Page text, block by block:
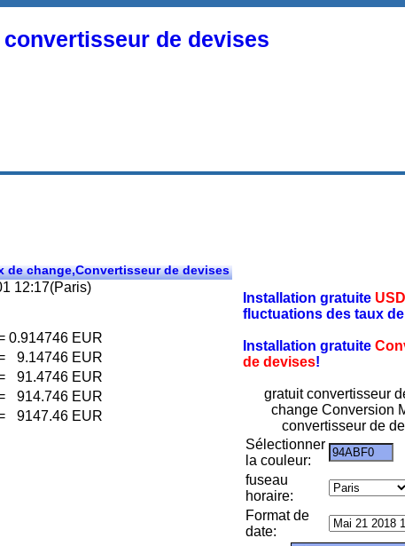
convertisseur de devises
de change,Convertisseur de devises
12:17(Paris)
0.914746 EUR
9.14746 EUR
91.4746 EUR
914.746 EUR
9147.46 EUR
Installation gratuite USD
fluctuations des taux
Installation gratuite
de devises!
gratuit convertisseur
change Conversion
convertisseur de
Sélectionner
la couleur:
fuseau
horaire:
Format de
date: